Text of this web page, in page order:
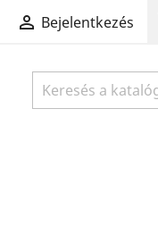
 Bejelentkezés